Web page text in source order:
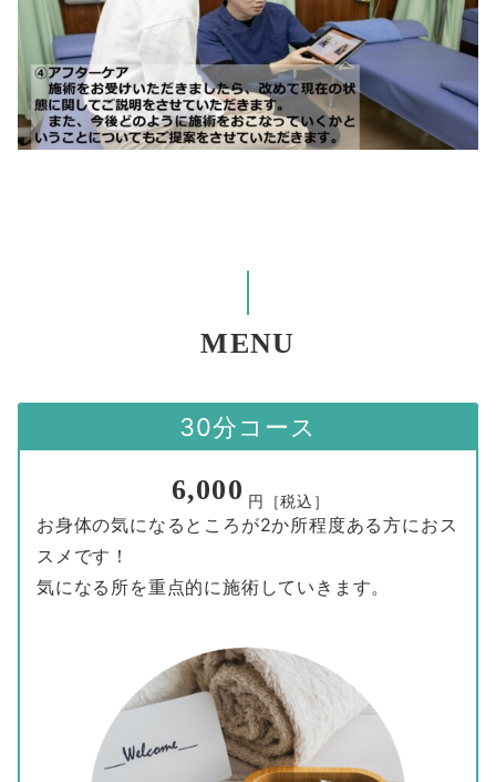
MENU
30分コース
6,000 円［税込］
お身体の気になるところが2か所程度ある方におス
スメです！
気になる所を重点的に施術していきます。